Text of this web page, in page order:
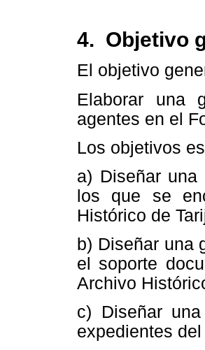
4. Objetivo
El objetivo
Elaborar una
agentes en el
Los objetivos
a) Diseñar una
los que se
Histórico de
b) Diseñar una
el soporte
Archivo
c) Diseñar
expedientes